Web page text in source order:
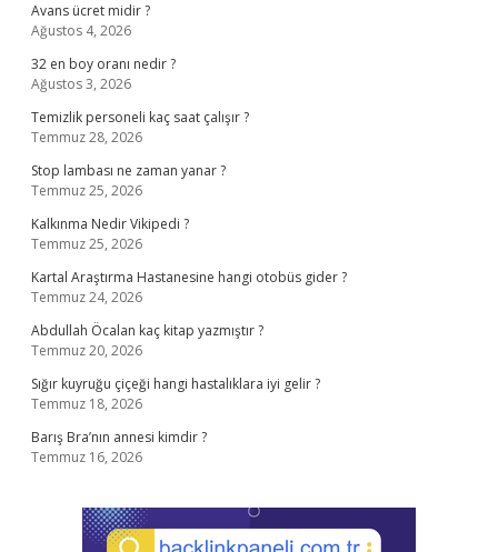
Avans ücret midir ?
Ağustos 4, 2026
32 en boy oranı nedir ?
Ağustos 3, 2026
Temizlik personeli kaç saat çalışır ?
Temmuz 28, 2026
Stop lambası ne zaman yanar ?
Temmuz 25, 2026
Kalkınma Nedir Vikipedi ?
Temmuz 25, 2026
Kartal Araştırma Hastanesine hangi otobüs gider ?
Temmuz 24, 2026
Abdullah Öcalan kaç kitap yazmıştır ?
Temmuz 20, 2026
Sığır kuyruğu çiçeği hangi hastalıklara iyi gelir ?
Temmuz 18, 2026
Barış Bra’nın annesi kimdir ?
Temmuz 16, 2026